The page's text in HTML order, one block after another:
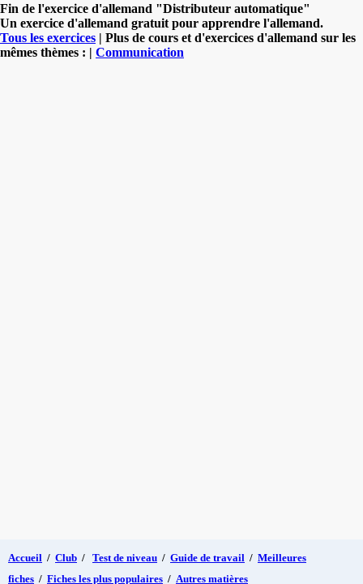
Fin de l'exercice d'allemand "Distributeur automatique"
Un exercice d'allemand gratuit pour apprendre l'allemand.
Tous les exercices | Plus de cours et d'exercices d'allemand sur les
mêmes thèmes : | Communication
Accueil / Club / Test de niveau / Guide de travail / Meilleures
fiches / Fiches les plus populaires / Autres matières